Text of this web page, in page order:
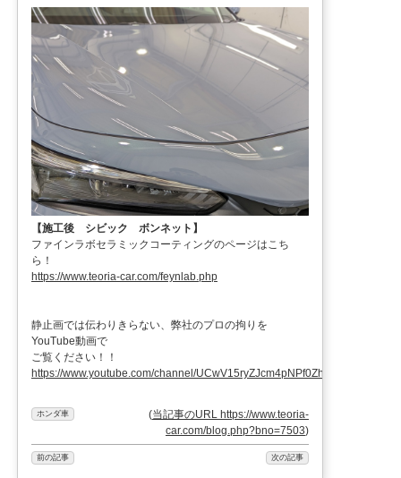
【施工後 シビック ボンネット】
ファインラボセラミックコーティングのページはこち
ら！
https://www.teoria-car.com/feynlab.php
静止画では伝わりきらない、弊社のプロの拘りを
YouTube動画で
ご覧ください！！
https://www.youtube.com/channel/UCwV15ryZJcm4pNPf0ZhXu9g
ホンダ車 (当記事のURL https://www.teoria-
car.com/blog.php?bno=7503)
前の記事 次の記事